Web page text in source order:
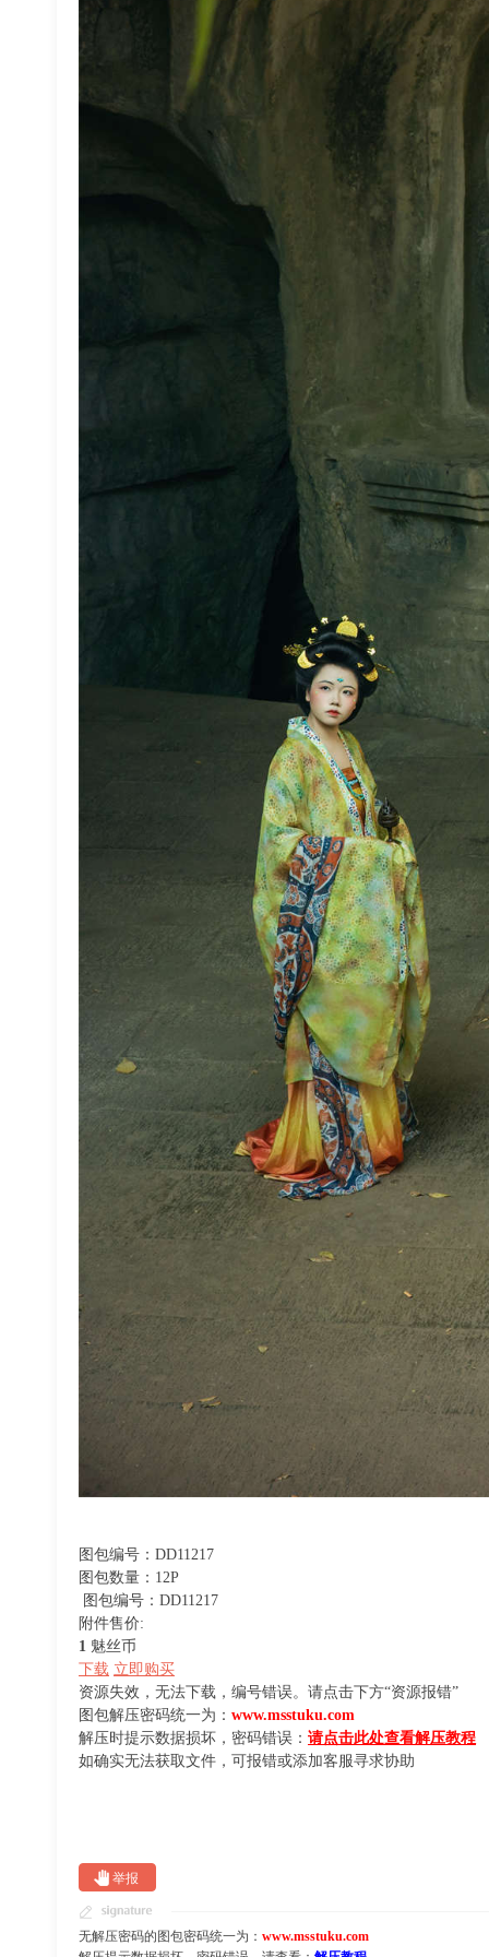
图包编号：DD11217
图包数量：12P
图包编号：DD11217
附件售价:
1 魅丝币
下载 立即购买
资源失效，无法下载，编号错误。请点击下方“资源报错”
图包解压密码统一为： www.msstuku.com
解压时提示数据损坏，密码错误： 请点击此处查看解压教程
如确实无法获取文件，可报错或添加客服寻求协助
举报
无解压密码的图包密码统一为： www.msstuku.com